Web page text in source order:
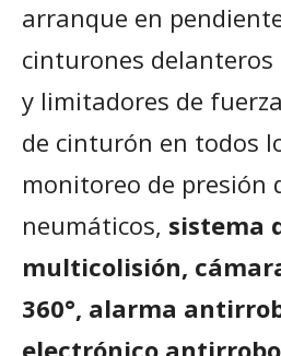
arranque en
cinturones delanteros
y limitadores de
de cinturón en todos
monitoreo de presión
neumáticos, sistema
multicolisión,
360°, alarma